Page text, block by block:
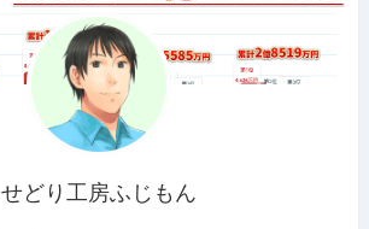
せどり工房ふじもん